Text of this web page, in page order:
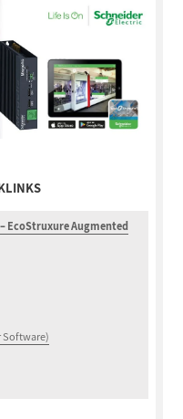
EcoStruxure Augmented